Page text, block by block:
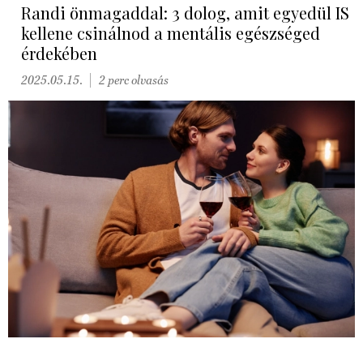
Randi önmagaddal: 3 dolog, amit egyedül IS
kellene csinálnod a mentális egészséged
érdekében
2025.05.15. 2 perc olvasás